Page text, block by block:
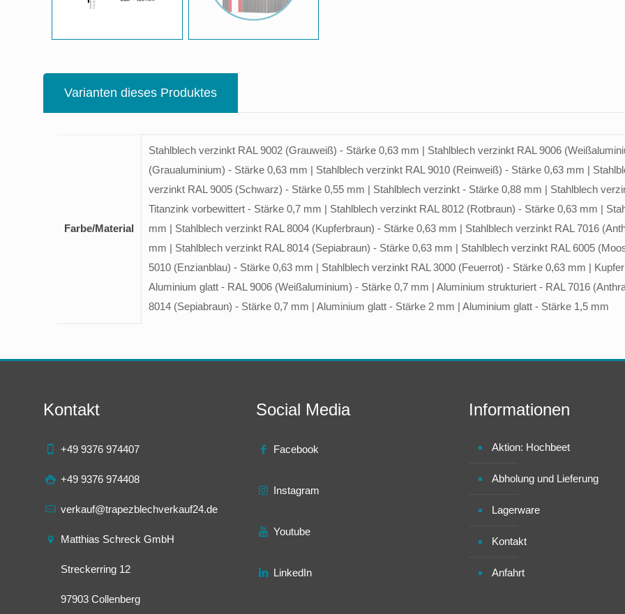
Varianten dieses Produktes
Farbe/Material
Stahlblech verzinkt RAL 9002 (Grauweiß) - Stärke 0,63 mm | Stahlblech verzinkt RAL 9006
(Graualuminium) - Stärke 0,63 mm | Stahlblech verzinkt RAL 9010 (Reinweiß) - Stärke 0,63 mm |
verzinkt RAL 9005 (Schwarz) - Stärke 0,55 mm | Stahlblech verzinkt - Stärke 0,88 mm | Stahlblech
Titanzink vorbewittert - Stärke 0,7 mm | Stahlblech verzinkt RAL 8012 (Rotbraun) - Stärke 0,63 mm |
mm | Stahlblech verzinkt RAL 8004 (Kupferbraun) - Stärke 0,63 mm | Stahlblech verzinkt RAL 7016
mm | Stahlblech verzinkt RAL 8014 (Sepiabraun) - Stärke 0,63 mm | Stahlblech verzinkt RAL 6005
5010 (Enzianblau) - Stärke 0,63 mm | Stahlblech verzinkt RAL 3000 (Feuerrot) - Stärke 0,63 mm |
Aluminium glatt - RAL 9006 (Weißaluminium) - Stärke 0,7 mm | Aluminium strukturiert - RAL 7016
8014 (Sepiabraun) - Stärke 0,7 mm | Aluminium glatt - Stärke 2 mm | Aluminium glatt - Stärke 1,5 mm
Kontakt
+49 9376 974407
+49 9376 974408
verkauf@trapezblechverkauf24.de
Matthias Schreck GmbH
Streckerring 12
97903 Collenberg
Social Media
Facebook
Instagram
Youtube
LinkedIn
Informationen
Aktion: Hochbeet
Abholung und Lieferung
Lagerware
Kontakt
Anfahrt